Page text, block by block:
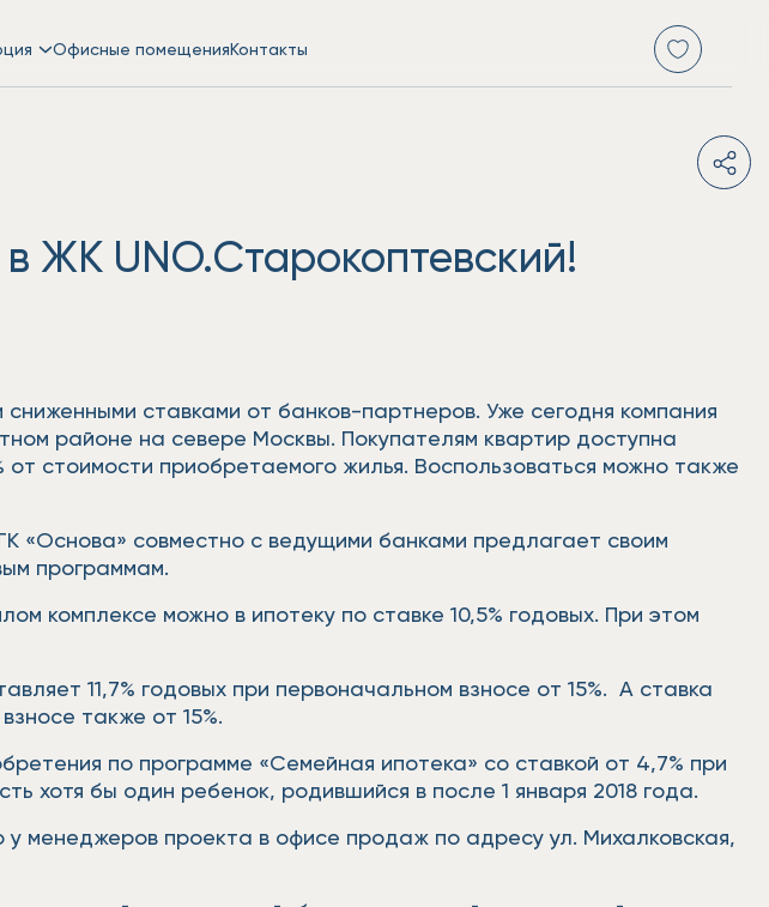
Офисные помещенияКонтакты
ЖК UNO.Старокоптевский!
ставками от банков-партнеров. Уже сегодня компания
районе на севере Москвы. Покупателям квартир доступна
от стоимости приобретаемого жилья. Воспользоваться можно также
«Основа» совместно с ведущими банками предлагает своим
программам.
комплексе можно в ипотеку по ставке 10,5% годовых. При этом
11,7% годовых при первоначальном взносе от 15%. А ставка
также от 15%.
по программе «Семейная ипотека» со ставкой от 4,7% при
хотя бы один ребенок, родившийся в после 1 января 2018 года.
менеджеров проекта в офисе продаж по адресу ул. Михалковская,